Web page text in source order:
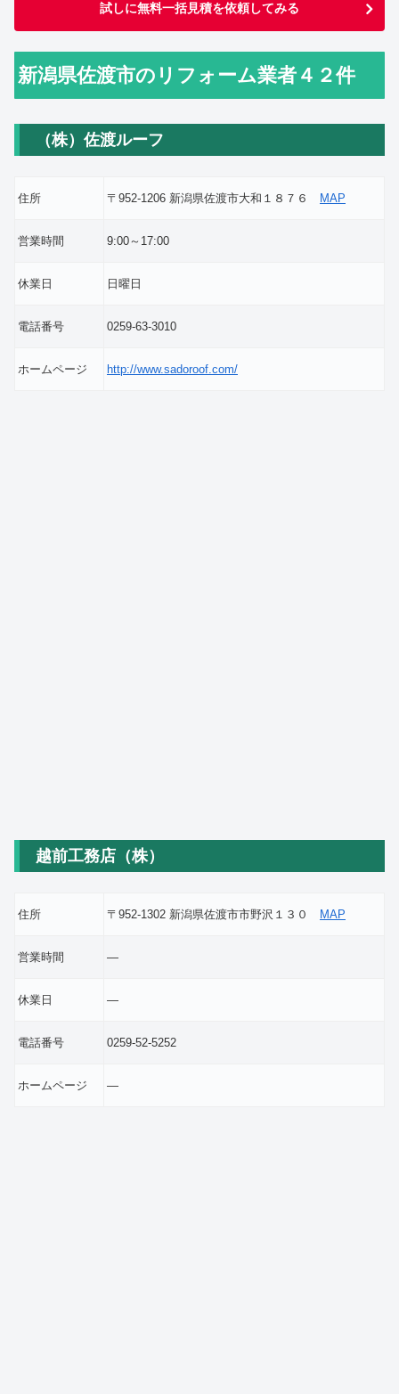
試しに無料一括見積を依頼してみる
新潟県佐渡市のリフォーム業者４２件
（株）佐渡ルーフ
住所 〒952-1206 新潟県佐渡市大和１８７６ MAP
営業時間 9:00～17:00
休業日 日曜日
電話番号 0259-63-3010
ホームページ http://www.sadoroof.com/
越前工務店（株）
住所 〒952-1302 新潟県佐渡市市野沢１３０ MAP
営業時間 ―
休業日 ―
電話番号 0259-52-5252
ホームページ ―